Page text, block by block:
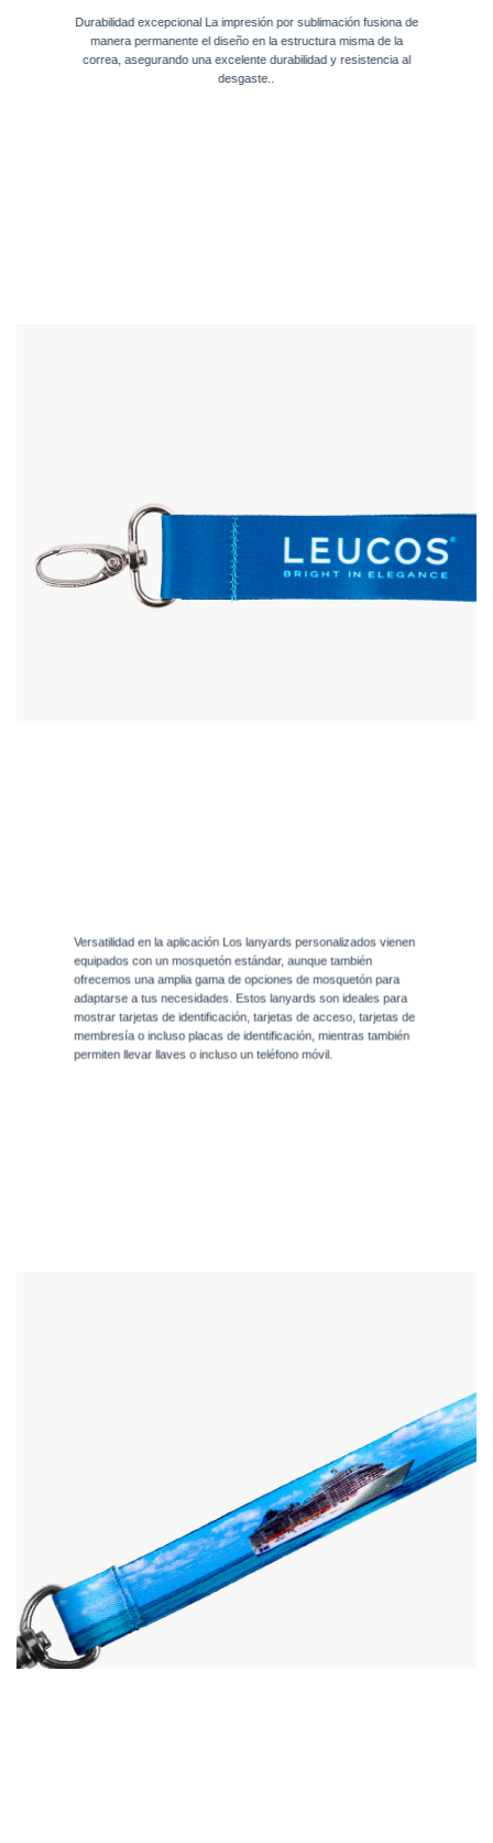
Durabilidad excepcional La impresión por sublimación fusiona de
manera permanente el diseño en la estructura misma de la
correa, asegurando una excelente durabilidad y resistencia al
desgaste..
Versatilidad en la aplicación Los lanyards personalizados vienen
equipados con un mosquetón estándar, aunque también
ofrecemos una amplia gama de opciones de mosquetón para
adaptarse a tus necesidades. Estos lanyards son ideales para
mostrar tarjetas de identificación, tarjetas de acceso, tarjetas de
membresía o incluso placas de identificación, mientras también
permiten llevar llaves o incluso un teléfono móvil.